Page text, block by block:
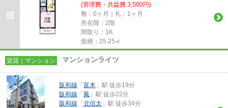
(管理費・共益費 3,500円)
敷：0ヶ月｜礼：1ヶ月
所在階：2階
間取り：1K
面積：25.25㎡
賃貸｜マンション マンションライツ
阪和線 「 富木 」駅 徒歩19分
阪和線 「 鳳 」駅 徒歩22分
阪和線 「 北信太 」駅 徒歩34分